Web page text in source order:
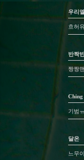
우리엘
흐허
반짝
짱짱
Ching
기범
달온
느무